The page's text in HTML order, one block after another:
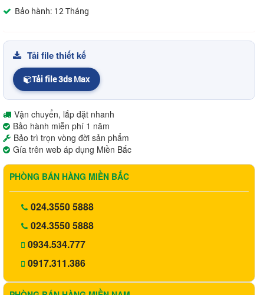
Bảo hành: 12 Tháng
Tải file thiết kế
Tải file 3ds Max
Vận chuyển, lắp đặt nhanh
Bảo hành miễn phí 1 năm
Bảo trì trọn vòng đời sản phẩm
Gía trên web áp dụng Miền Bắc
PHÒNG BÁN HÀNG MIỀN BẮC
024.3550 5888
024.3550 5888
0934.534.777
0917.311.386